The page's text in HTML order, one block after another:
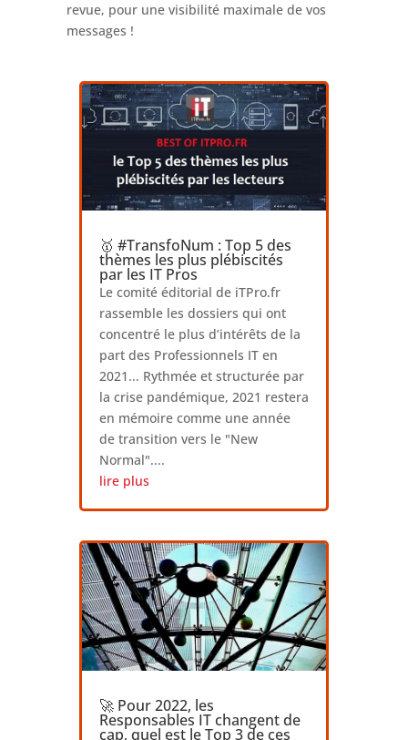
revue, pour une visibilité maximale de vos
messages !
🥇 #TransfoNum : Top 5 des
thèmes les plus plébiscités
par les IT Pros
Le comité éditorial de iTPro.fr
rassemble les dossiers qui ont
concentré le plus d’intérêts de la
part des Professionnels IT en
2021... Rythmée et structurée par
la crise pandémique, 2021 restera
en mémoire comme une année
de transition vers le "New
Normal"....
lire plus
🚀 Pour 2022, les
Responsables IT changent de
cap, quel est le Top 3 de ces